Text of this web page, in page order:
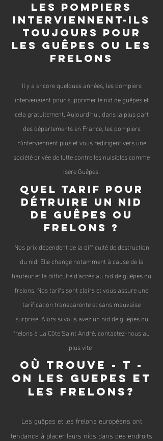
les pompiers
interviennent-ils
toujours pour
les guêpes ou les
frelons
Il y a encore quelques années, les pompiers
intervenaient pour supprimer le nid de guêpes et
cela gratuitement. Aujourd'hui, dans la plus part
des départements en France, les pompiers
n'interviennent plus et vous redirigent vers une
société privée de lutte contre les nuisibles comme
Isère Guêpes.
Quel tarif pour
détruire un nid
de guêpes ou
frelons ?
Nos prix dépendent de la difficulté de destruction
du nid. Elle change notamment à cause de la
hauteur et la difficulté d'accès au nid de guêpes ou
frelons. Nos tarifs sont clairs et vous assure une
tarification transparente et sans mauvaise
surprise. Alors si vous avez un nid de guêpes ou
frelons à La Côte Saint André, contactez-nous au
plus vite !
Où trouve - t -
on les guepes et
les frelons?
Les guêpes et les frelons européens ont
tendance à placer leurs nids dans des endroits